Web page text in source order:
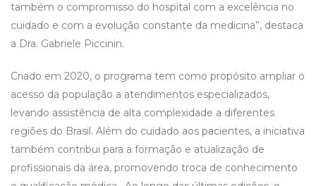
também o compromisso do hospital com a excelência no
cuidado e com a evolução constante da medicina”, destaca
a Dra. Gabriele Piccinin.
Criado em 2020, o programa tem como propósito ampliar o
acesso da população a atendimentos especializados,
levando assistência de alta complexidade a diferentes
regiões do Brasil. Além do cuidado aos pacientes, a iniciativa
também contribui para a formação e atualização de
profissionais da área, promovendo troca de conhecimento